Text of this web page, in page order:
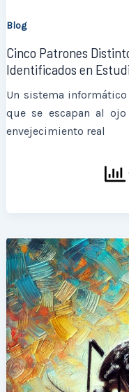
Blog
Cinco Patrones
Identificados en
Un sistema
que se escapan al
envejecimiento real